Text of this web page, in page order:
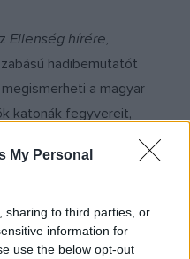
My Personal
sharing to third parties, or
information for
use the below opt-out
Ellenség hírére,
hadibemutatót
a magyar
katonák fegyvereit,
hatalmas csatajátékban
századi apródok
és előadott színdarabok